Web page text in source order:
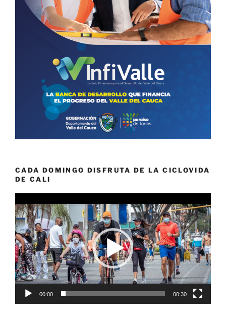
CADA DOMINGO DISFRUTA DE LA CICLOVIDA
DE CALI
de
vídeo
00:00 00:30